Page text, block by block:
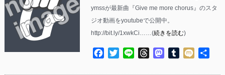
ymssが最新曲『Give me more chorus』のスタ
ジオ動画をyoutubeで公開中。
http://bit.ly/1xwkCi……(続きを読む)
Facebook
TwitterLine ThreadsMastodon
Tumblr
Mixi